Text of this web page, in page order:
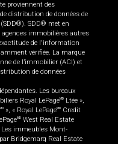
proviennent des
distribution de données de
SDD® met en
immobilières autres
de l'information
vérifiée. La marque
de l’immobilier (ACI) et
de données
Les bureaux
Royal LePageMD
Ltée »,
MD », « Royal LePageMD
Credit
MD West Real Estate
Les immeubles Mont-
Bridgemarq Real Estate